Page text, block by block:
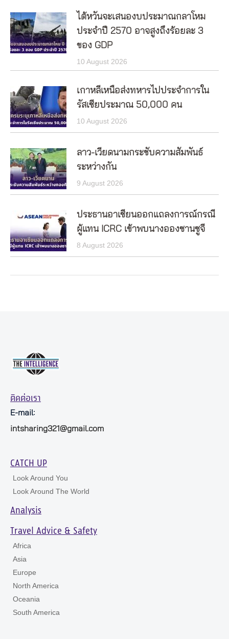
ไต้หวันจะเสนองบประมาณกลาโหม
ประจำปี 2570 อาจสูงถึงร้อยละ 3
ของ GDP
10 August 2026
เกาหลีเหนือส่งทหารไปประจำการใน
รัสเซียประมาณ 50,000 คน
10 August 2026
ลาว-เวียดนามกระชับความสัมพันธ์
ระหว่างกัน
9 August 2026
ประธานอาเซียนออกแถลงการณ์กรณี
ผู้แทน ICRC เข้าพบนางอองซานซูจี
8 August 2026
ติดต่อเรา
E-mail:
intsharing321@gmail.com
CATCH UP
Look Around You
Look Around The World
Analysis
Travel Advice & Safety
Africa
Asia
Europe
North America
Oceania
South America